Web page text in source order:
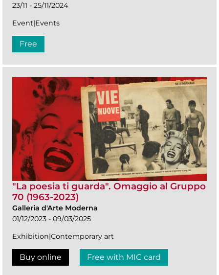
23/11 - 25/11/2024
Event|Events
Free
"La poesia ti guarda". Omaggio al Gruppo
70 (1963-2023)
Galleria d'Arte Moderna
01/12/2023 - 09/03/2025
Exhibition|Contemporary art
Buy online Free with MIC card